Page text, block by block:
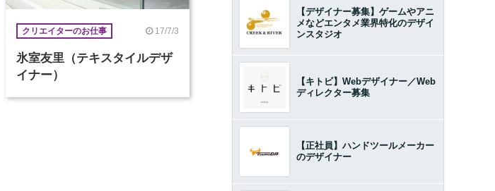
クリエイターのお仕事 17/7/3
氷室友里（テキスタイルデザ
イナー）
【デザイナー募集】ゲームやアニ
メなどエンタメ業界特化のデザイ
ンスタジオ
【キトビ】Webデザイナー／Web
ディレクター募集
【正社員】ハンドツールメーカー
のデザイナー